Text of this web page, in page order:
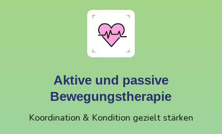
Aktive und passive
Bewegungstherapie
Koordination & Kondition gezielt stärken